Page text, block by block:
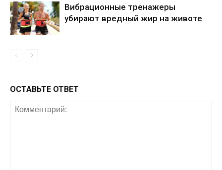
Вибрационные тренажеры
убирают вредный жир на животе
ОСТАВЬТЕ ОТВЕТ